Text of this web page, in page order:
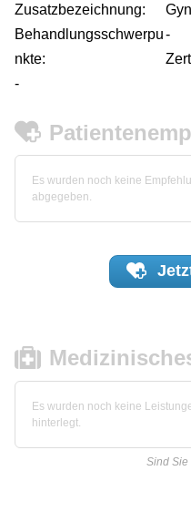
Zusatzbezeichnung:
Behandlungsschwerpu
nkte:
-
-
Es wurden noch keine
abgegeben.
Es wurden noch keine
hinterlegt.
Sind Sie